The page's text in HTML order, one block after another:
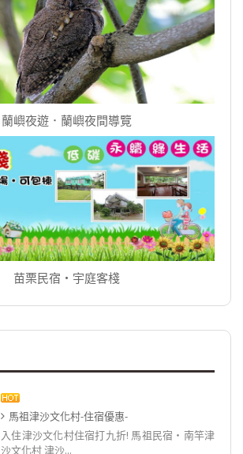
蘭嶼夜遊．蘭嶼夜間導覽
苗栗民宿‧宇庭客棧
馬祖津沙文化村-住宿優惠-
入住津沙文化村住宿打九折! 馬祖民宿‧南竿津
沙文化村 津沙...